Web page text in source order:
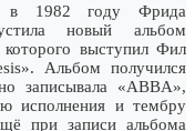
в 1982 году Фрида
новый альбом
выступил Фил
Альбом получился
записывала «ABBA»,
исполнения и тембру
при записи альбома